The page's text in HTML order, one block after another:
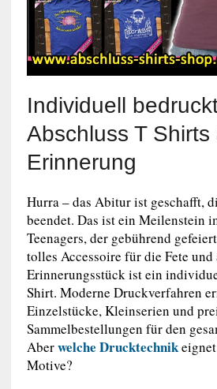
Individuell
Abschluss T Shirts
Erinnerung
Hurra – das Abitur ist geschafft,
beendet. Das ist ein Meilenstein
Teenagers, der gebührend
tolles Accessoire für die Fete und
Erinnerungsstück ist ein
Shirt. Moderne Druckverfahren
Einzelstücke, Kleinserien und
Sammelbestellungen für den
Aberwelche Drucktechnik
Motive?